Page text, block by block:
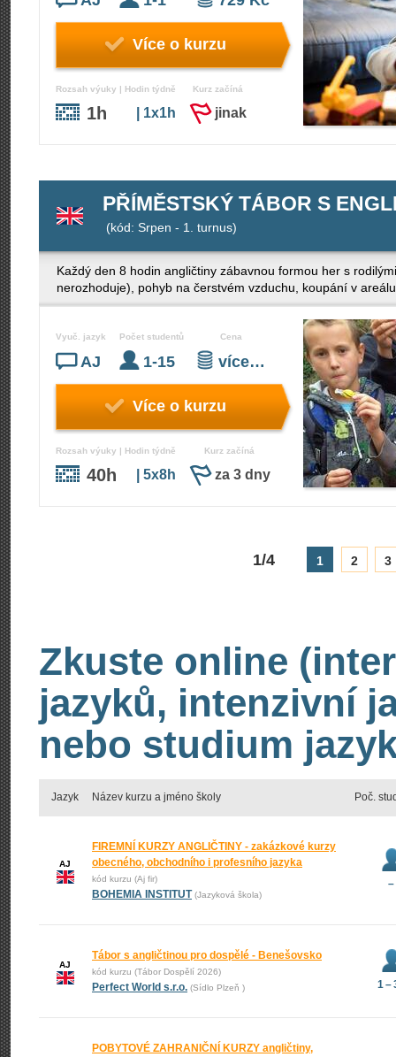
Více o kurzu
Rozsah výuky | Hodin týdně
1h | 1x1h
Kurz začíná
jinak
PŘÍMĚSTSKÝ TÁBOR S
(kód: Srpen - 1. turnus)
Každý den 8 hodin angličtiny zábavnou formou her s
nerozhoduje), pohyb na čerstvém vzduchu, koupání v
Vyuč. jazyk
AJ
Počet studentů
1-15
Cena
více…
Více o kurzu
Rozsah výuky | Hodin týdně
40h | 5x8h
Kurz začíná
za 3 dny
1/4 1 2 3
Zkuste online
jazyků, intenzivní
nebo studium
Jazyk Název kurzu a jméno školy Poč.
AJ
FIREMNÍ KURZY ANGLIČTINY - zakázkové kurzy
obecného, obchodního i profesního jazyka
kód kurzu (Aj fir)
BOHEMIA INSTITUT (Jazyková škola)
–
AJ
Tábor s angličtinou pro dospělé - Benešovsko
kód kurzu (Tábor Dospělí 2026)
Perfect World s.r.o. (Sídlo Plzeň ) 1 –
POBYTOVÉ ZAHRANIČNÍ KURZY angličtiny,